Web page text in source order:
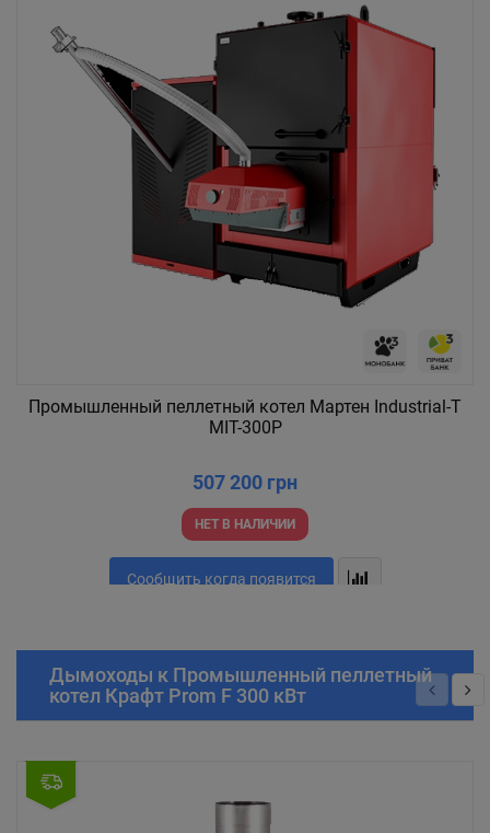
Промышленный пеллетный котел Мартен Industrial-T
MIT-300P
507 200 грн
НЕТ В НАЛИЧИИ
Сообщить когда появится
Дымоходы к Промышленный пеллетный
котел Крафт Prom F 300 кВт